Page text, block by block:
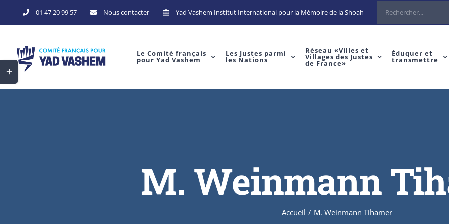
to
01 47 20 99 57 Nous contacter Yad Vashem Institut International pour la Mémoire de la Shoah Rechercher
Le Comité français
pour Yad Vashem
Les Justes parmi
les Nations
Réseau «Villes et
Villages des Justes
de France»
Éduquer et
transmettre
M. Weinmann
Accueil / M. Weinmann Tihamer
Toggle
Sliding